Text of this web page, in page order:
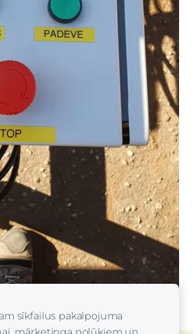
sīkfailus pakalpojuma